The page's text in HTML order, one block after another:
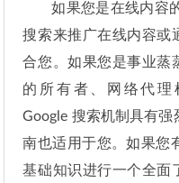
如果您是在线内容
搜索来推广在线内容或
合您。如果您是事业蒸
的所有者、网络代理
Google 搜索机制具有强
南也适用于您。如果您
基础知识进行一个全面